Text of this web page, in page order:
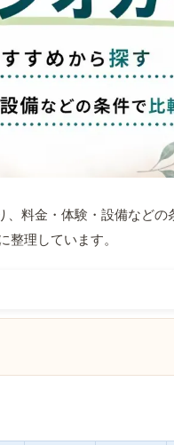
料金・体験・設備などの
理しています。